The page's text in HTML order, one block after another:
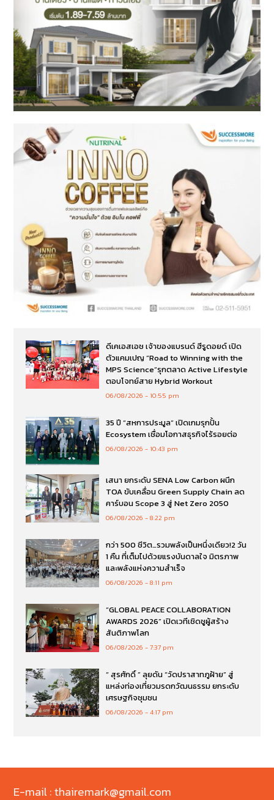
ดีเคเอสเอช เจ้าของแบรนด์ ฮีรูดอยด์ เปิด
ตัวแคมเปญ “Road to Winning with the
MPS Science”รุกตลาด Active Lifestyle
ตอบโจทย์สาย Hybrid Workout
06/08/2026 10:55 pm
35 ปี “สหการประมูล” เปิดเกมรุกปั้น
Ecosystem เชื่อมโอกาสธุรกิจไร้รอยต่อ
06/08/2026 10:43 pm
เสนา ยกระดับ SENA Low Carbon ผนึก
TOA ขับเคลื่อน Green Supply Chain ลด
คาร์บอน Scope 3 สู่ Net Zero 2050
06/08/2026 8:22 pm
กว่า 500 ชีวิต…รวมพลังเป็นหนึ่งเดียว!2 วัน
1 คืน ที่เต็มไปด้วยแรงบันดาลใจ มิตรภาพ
และพลังแห่งความสำเร็จ
06/08/2026 8:11 pm
“GLOBAL PEACE COLLABORATION
AWARDS 2026” เปิดเวทีเชิดชูผู้สร้าง
สันติภาพโลก
06/08/2026 7:37 pm
“ สุรศักดิ์ ” ลุยดัน “วัดปราสาทภูฝ้าย” สู่
แหล่งท่องเที่ยวมรดกวัฒนธรรม ยกระดับ
เศรษฐกิจชุมชน
06/08/2026 4:17 pm
E-mail : thairemark@gmail.com